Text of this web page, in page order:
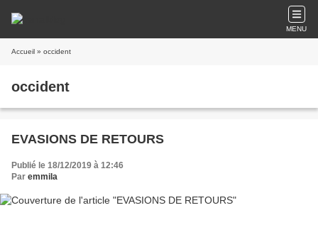
MENU
Accueil » occident
occident
EVASIONS DE RETOURS
Publié le 18/12/2019 à 12:46
Par emmila